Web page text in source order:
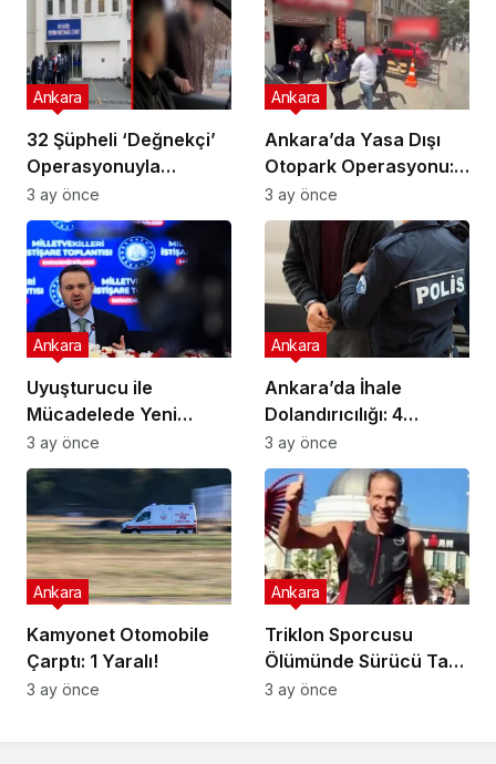
32 Şüpheli ‘Değnekçi’
Operasyonuyla
Yakalandı!
Ankara
3 ay önce
Ankara’da Yasa Dışı
Otopark Operasyonu:
32 Gözaltı
Ankara
3 ay önce
Uyuşturucu ile
Mücadelede Yeni
Adımlar Atılıyor!
Ankara
3 ay önce
Ankara’da İhale
Dolandırıcılığı: 4
Gözaltı!
Ankara
3 ay önce
Kamyonet Otomobile
Çarptı: 1 Yaralı!
Ankara
3 ay önce
Triklon Sporcusu
Ölümünde Sürücü Tam
Kusurlu!
Ankara
3 ay önce